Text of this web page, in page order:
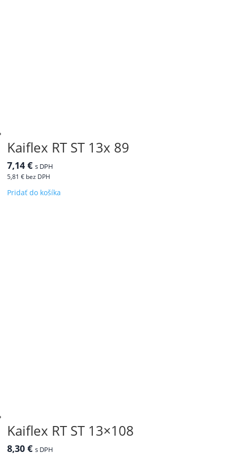
Kaiflex RT ST 13x 89
7,14 € s DPH
5,81 € bez DPH
Pridať do košíka
Kaiflex RT ST 13×108
8,30 € s DPH